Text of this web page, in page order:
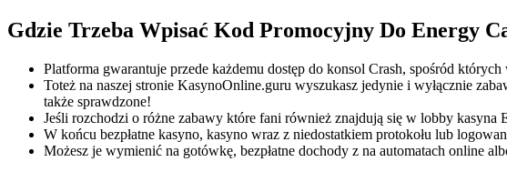
Gdzie Trzeba Wpisać Kod Promocyjny Do Energy
Platforma gwarantuje przede każdemu dostęp do konsol Crash, spośród
Toteż na naszej stronie KasynoOnline.guru wyszukasz jedynie i wyłącznie
także sprawdzone!
Jeśli rozchodzi o różne zabawy które fani również znajdują się w lobby kasyna
W końcu bezpłatne kasyno, kasyno wraz z niedostatkiem protokołu lub
Możesz je wymienić na gotówkę, bezpłatne dochody z na automatach online